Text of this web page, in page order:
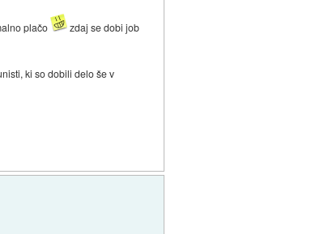
plačo
zdaj se dobi job
ki so dobili delo še v